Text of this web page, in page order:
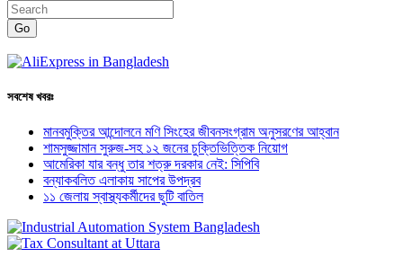
Go
সবশেষ খবরঃ
মানবমুক্তির আন্দোলনে মণি সিংহের জীবনসংগ্রাম অনুসরণের আহ্বান
শামসুজ্জামান সুরুজ-সহ ১২ জনের চুক্তিভিত্তিক নিয়োগ
আমেরিকা যার বন্ধু তার শত্রু দরকার নেই: সিপিবি
বন্যাকবলিত এলাকায় সাপের উপদ্রব
১১ জেলায় স্বাস্থ্যকর্মীদের ছুটি বাতিল